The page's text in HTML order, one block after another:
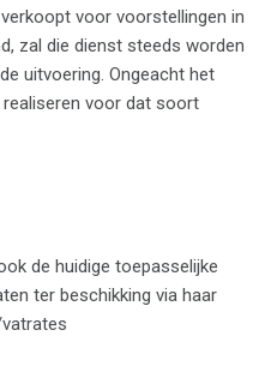
voor voorstellingen in
zal die dienst steeds worden
uitvoering. Ongeacht het
voor dat soort
de huidige toepasselijke
ter beschikking via haar